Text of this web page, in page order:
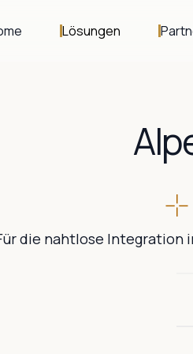
Lösungen
die nahtlose Integration